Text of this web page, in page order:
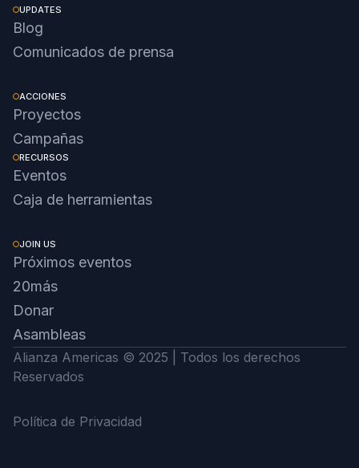
UPDATES
Blog
Comunicados de prensa
ACCIONES
Proyectos
Campañas
RECURSOS
Eventos
Caja de herramientas
JOIN US
Próximos eventos
20más
Donar
Asambleas
Alianza Americas © 2025 | Todos los derechos
Reservados
Política de Privacidad